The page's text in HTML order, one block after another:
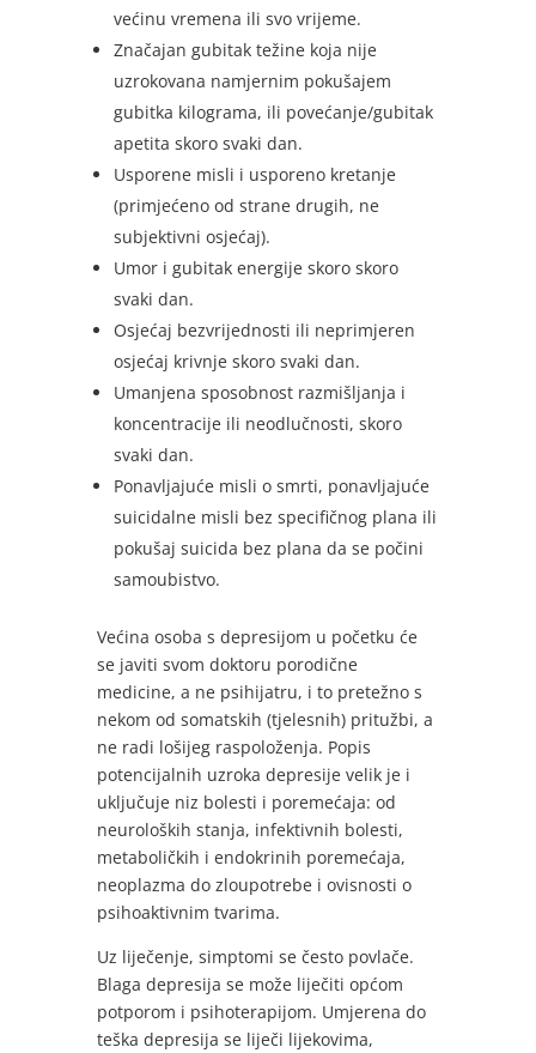
većinu vremena ili svo vrijeme.
Značajan gubitak težine koja nije
uzrokovana namjernim pokušajem
gubitka kilograma, ili povećanje/gubitak
apetita skoro svaki dan.
Usporene misli i usporeno kretanje
(primjećeno od strane drugih, ne
subjektivni osjećaj).
Umor i gubitak energije skoro skoro
svaki dan.
Osjećaj bezvrijednosti ili neprimjeren
osjećaj krivnje skoro svaki dan.
Umanjena sposobnost razmišljanja i
koncentracije ili neodlučnosti, skoro
svaki dan.
Ponavljajuće misli o smrti, ponavljajuće
suicidalne misli bez specifičnog plana ili
pokušaj suicida bez plana da se počini
samoubistvo.
Većina osoba s depresijom u početku će
se javiti svom doktoru porodične
medicine, a ne psihijatru, i to pretežno s
nekom od somatskih (tjelesnih) pritužbi, a
ne radi lošijeg raspoloženja. Popis
potencijalnih uzroka depresije velik je i
uključuje niz bolesti i poremećaja: od
neuroloških stanja, infektivnih bolesti,
metaboličkih i endokrinih poremećaja,
neoplazma do zloupotrebe i ovisnosti o
psihoaktivnim tvarima.
Uz liječenje, simptomi se često povlače.
Blaga depresija se može liječiti općom
potporom i psihoterapijom. Umjerena do
teška depresija se liječi lijekovima,